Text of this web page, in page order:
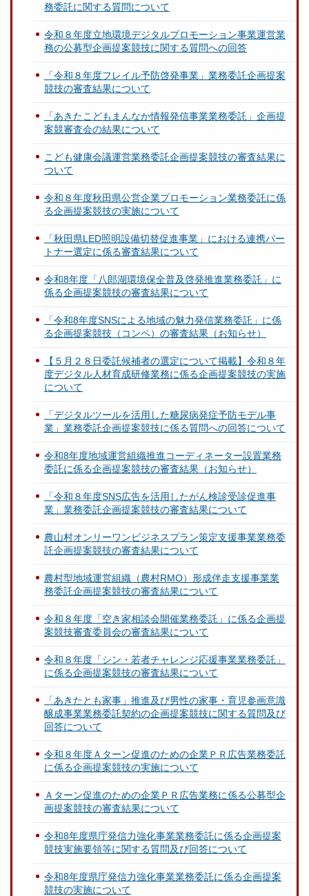
務委託に関する質問について
令和８年度立地環境デジタルプロモーション事業運営業
務の公募型企画提案競技に関する質問への回答
「令和８年度フレイル予防啓発事業」業務委託企画提案
競技の審査結果について
「あきたこどもまんなか情報発信事業業務委託」企画提
案競審査会の結果について
こども健康会議運営業務委託企画提案競技の審査結果に
ついて
令和８年度秋田県公営企業プロモーション業務委託に係
る企画提案競技の実施について
「秋田県LED照明設備切替促進事業」における連携パー
トナー選定に係る審査結果について
令和8年度「八郎湖環境保全普及啓発推進業務委託」に
係る企画提案競技の審査結果について
「令和8年度SNSによる地域の魅力発信業務委託」に係
る企画提案競技（コンペ）の審査結果（お知らせ）
【５月２８日委託候補者の選定について掲載】令和８年
度デジタル人材育成研修業務に係る企画提案競技の実施
について
「デジタルツールを活用した糖尿病発症予防モデル事
業」業務委託企画提案競技に係る質問への回答について
令和8年度地域運営組織推進コーディネーター設置業務
委託に係る企画提案競技の審査結果（お知らせ）
「令和８年度SNS広告を活用したがん検診受診促進事
業」業務委託企画提案競技の審査結果について
農山村オンリーワンビジネスプラン策定支援事業業務委
託企画提案競技の審査結果について
農村型地域運営組織（農村RMO）形成伴走支援事業業
務委託企画提案競技の審査結果について
令和８年度「空き家相談会開催業務委託」に係る企画提
案競技審査委員会の審査結果について
令和８年度「シン・若者チャレンジ応援事業業務委託」
に係る企画提案競技の審査結果について
「あきたとも家事」推進及び男性の家事・育児参画意識
醸成事業業務委託契約の企画提案競技に関する質問及び
回答について
令和８年度Ａターン促進のための企業ＰＲ広告業務委託
に係る企画提案競技の実施について
Ａターン促進のための企業ＰＲ広告業務に係る公募型企
画提案競技の審査結果について
令和8年度県庁発信力強化事業業務委託に係る企画提案
競技実施要領等に関する質問及び回答について
令和8年度県庁発信力強化事業業務委託に係る企画提案
競技の実施について